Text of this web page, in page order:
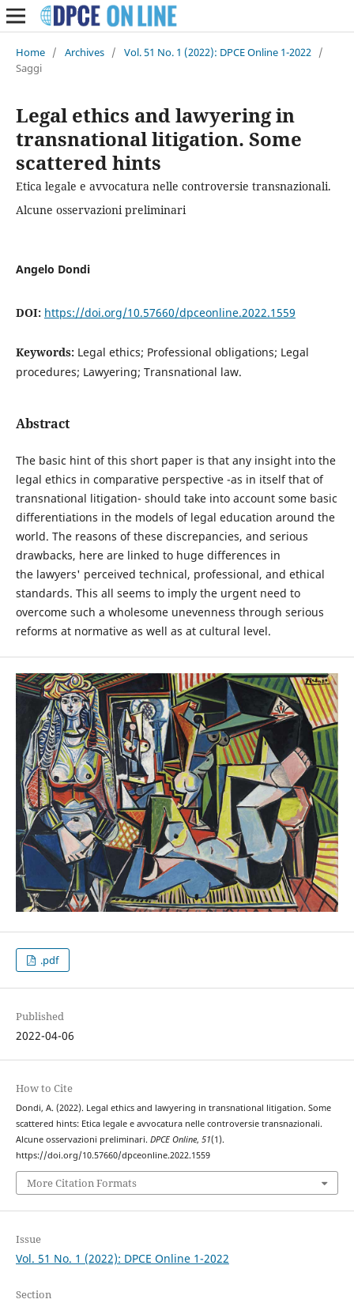
Home / Archives / Vol. 51 No. 1 (2022): DPCE Online 1-2022 /
Saggi
Legal ethics and lawyering in
transnational litigation. Some
scattered hints
Etica legale e avvocatura nelle controversie transnazionali.
Alcune osservazioni preliminari
Angelo Dondi
DOI: https://doi.org/10.57660/dpceonline.2022.1559
Keywords: Legal ethics; Professional obligations; Legal
procedures; Lawyering; Transnational law.
Abstract
The basic hint of this short paper is that any insight into the
legal ethics in comparative perspective -as in itself that of
transnational litigation- should take into account some basic
differentiations in the models of legal education around the
world. The reasons of these discrepancies, and serious
drawbacks, here are linked to huge differences in
the lawyers' perceived technical, professional, and ethical
standards. This all seems to imply the urgent need to
overcome such a wholesome unevenness through serious
reforms at normative as well as at cultural level.
.pdf
Published
2022-04-06
How to Cite
Dondi, A. (2022). Legal ethics and lawyering in transnational litigation. Some
scattered hints: Etica legale e avvocatura nelle controversie transnazionali.
Alcune osservazioni preliminari. DPCE Online, 51(1).
https://doi.org/10.57660/dpceonline.2022.1559
More Citation Formats
Issue
Vol. 51 No. 1 (2022): DPCE Online 1-2022
Section